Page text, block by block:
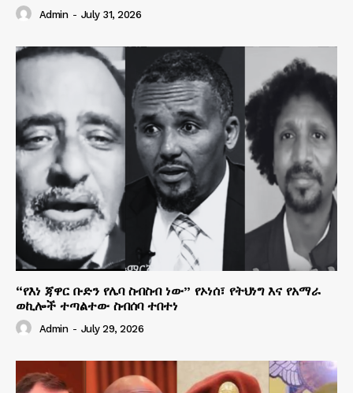
Admin - July 31, 2026
“የእነ ጃዋር ቡድን የሌባ ስብስብ ነው” የኦነሰ፣ የትህነግ እና የአማራ
ወኪሎች ተጣልተው ስብሰባ ተበተነ
Admin - July 29, 2026